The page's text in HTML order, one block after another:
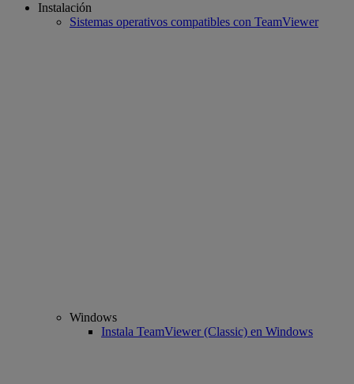
Instalación
Sistemas operativos compatibles con TeamViewer
Windows
Instala TeamViewer (Classic) en Windows